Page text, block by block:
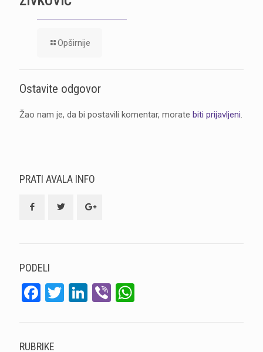
Opširnije
Ostavite odgovor
Žao nam je, da bi postavili komentar, morate biti prijavljeni.
PRATI AVALA INFO
PODELI
Facebook
Twitter
LinkedIn
Viber
RUBRIKE